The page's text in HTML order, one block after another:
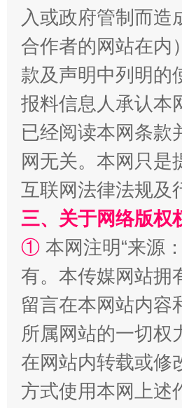
全民健身五年计划来了！等你
阿坝州三大球赛在茂县开幕
入或政府管制而
合作者的网站在内
款及声明中列明的
报料信息人承认本
已经阅读本网条款
网无关。本网只
互联网法律法规及
三、关于网络版权
① 本网注明“来源
有。本传媒网站拥
留言在本网站内容
所属网站的一切权
在网站内转载或修
方式使用本网上述